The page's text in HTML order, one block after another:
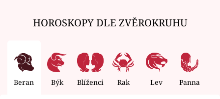
HOROSKOPY DLE ZVĚROKRUHU
Beran Býk Blíženci Rak Lev Panna